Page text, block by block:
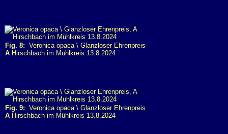
Fig. 8: Veronica opaca \ Glanzloser Ehrenpreis
A Hirschbach im Mühlkreis 13.8.2024
Fig. 9: Veronica opaca \ Glanzloser Ehrenpreis
A Hirschbach im Mühlkreis 13.8.2024